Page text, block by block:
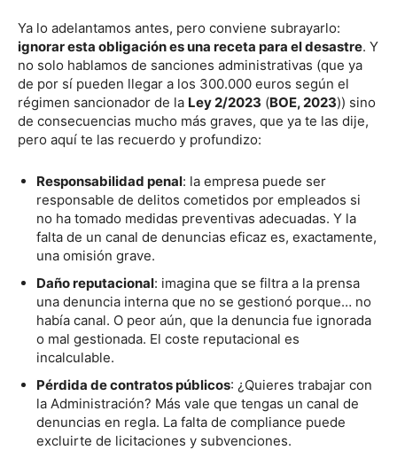
Ya lo adelantamos antes, pero conviene subrayarlo:
ignorar esta obligación es una receta para el desastre. Y
no solo hablamos de sanciones administrativas (que ya
de por sí pueden llegar a los 300.000 euros según el
régimen sancionador de la Ley 2/2023 (BOE, 2023)) sino
de consecuencias mucho más graves, que ya te las dije,
pero aquí te las recuerdo y profundizo:
Responsabilidad penal: la empresa puede ser
responsable de delitos cometidos por empleados si
no ha tomado medidas preventivas adecuadas. Y la
falta de un canal de denuncias eficaz es, exactamente,
una omisión grave.
Daño reputacional: imagina que se filtra a la prensa
una denuncia interna que no se gestionó porque… no
había canal. O peor aún, que la denuncia fue ignorada
o mal gestionada. El coste reputacional es
incalculable.
Pérdida de contratos públicos: ¿Quieres trabajar con
la Administración? Más vale que tengas un canal de
denuncias en regla. La falta de compliance puede
excluirte de licitaciones y subvenciones.